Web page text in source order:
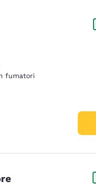
fumatori